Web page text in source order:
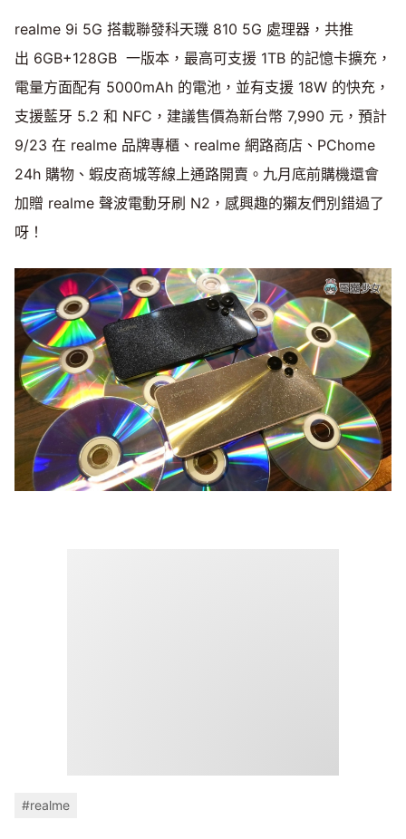
realme 9i 5G 搭載聯發科天璣 810 5G 處理器，共推
出 6GB+128GB 一版本，最高可支援 1TB 的記憶卡擴充，
電量方面配有 5000mAh 的電池，並有支援 18W 的快充，
支援藍牙 5.2 和 NFC，建議售價為新台幣 7,990 元，預計
9/23 在 realme 品牌專櫃、realme 網路商店、PChome
24h 購物、蝦皮商城等線上通路開賣。九月底前購機還會
加贈 realme 聲波電動牙刷 N2，感興趣的獺友們別錯過了
呀！
#realme